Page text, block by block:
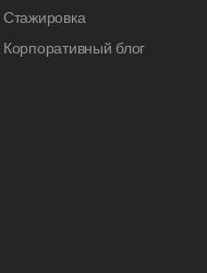
Стажировка
Корпоративный блог